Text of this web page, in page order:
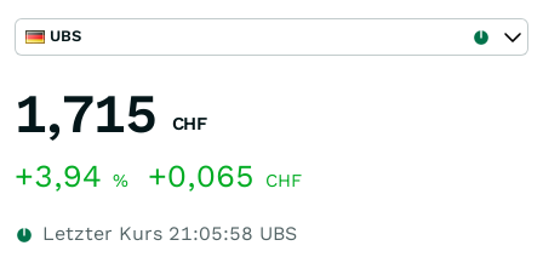
UBS
1,715 CHF
+3,94 % +0,065 CHF
Letzter Kurs 21:05:58 UBS